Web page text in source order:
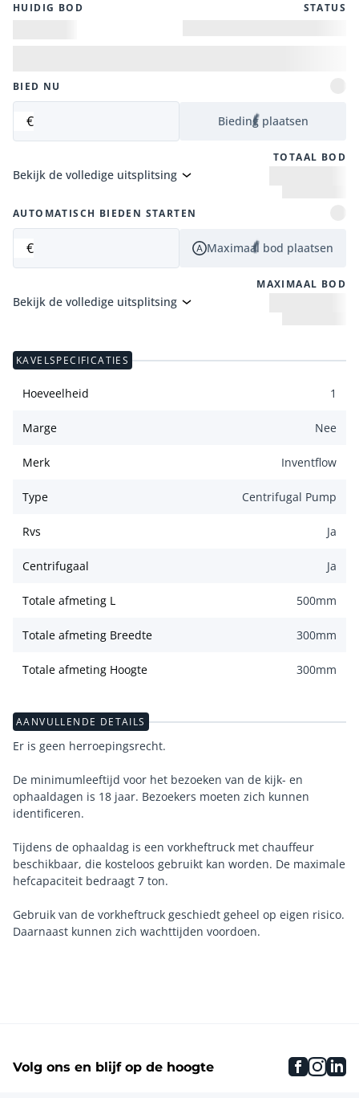
HUIDIG ​​BOD STATUS
BIED NU
€ Bieding plaatsen
TOTAAL BOD
Bekijk de volledige uitsplitsing
AUTOMATISCH BIEDEN STARTEN
€ Maximaal bod plaatsen
MAXIMAAL BOD
Bekijk de volledige uitsplitsing
KAVELSPECIFICATIES
Hoeveelheid 1
Marge Nee
Merk Inventflow
Type Centrifugal Pump
Rvs Ja
Centrifugaal Ja
Totale afmeting L 500mm
Totale afmeting Breedte 300mm
Totale afmeting Hoogte 300mm
AANVULLENDE DETAILS
Er is geen herroepingsrecht.
De minimumleeftijd voor het bezoeken van de kijk- en
ophaaldagen is 18 jaar. Bezoekers moeten zich kunnen
identificeren.
Tijdens de ophaaldag is een vorkheftruck met chauffeur
beschikbaar, die kosteloos gebruikt kan worden. De maximale
hefcapaciteit bedraagt 7 ton.
Gebruik van de vorkheftruck geschiedt geheel op eigen risico.
Daarnaast kunnen zich wachttijden voordoen.
Volg ons en blijf op de hoogte